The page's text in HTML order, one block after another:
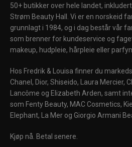
50+ butikker over hele landet,
Strøm Beauty Hall. Vi er en norskeid
grunnlagt i 1984, og i dag består vår
som brenner for kundeservice og
makeup, hudpleie, hårpleie eller
Hos Fredrik & Louisa finner du
Chanel, Dior, Shiseido, Laura Mercier,
Lancôme og Elizabeth Arden, samt
som Fenty Beauty, MAC Cosmetics,
Elephant, La Mer og Giorgio Armani
Kjøp nå. Betal senere.